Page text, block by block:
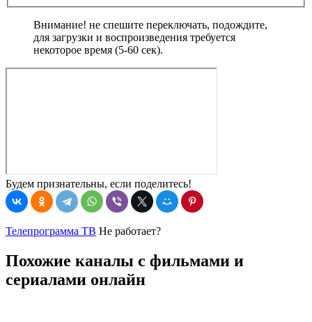
Внимание! не спешите переключать, подождите,
для загрузки и воспроизведения требуется
некоторое время (5-60 сек).
Будем признательны, если поделитесь!
Телепрограмма ТВ Не работает?
Похожие каналы с фильмами и
сериалами онлайн